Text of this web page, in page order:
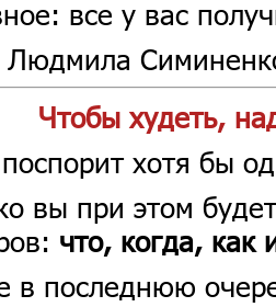
все у вас
Людмила
Чтобы худеть,
хотя бы
вы при этом
что, когда, как
в последнюю